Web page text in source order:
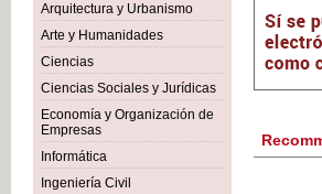
Arquitectura y Urbanismo
Arte y Humanidades
Ciencias
Ciencias Sociales y Jurídicas
Economía y Organización de
Empresas
Informática
Ingeniería Civil